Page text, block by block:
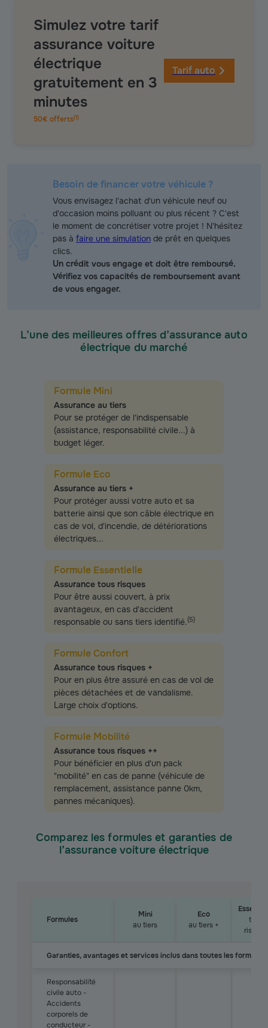
Simulez votre tarif
assurance voiture
électrique
gratuitement en 3
minutes
50€ offerts(1)
Tarif auto
Besoin de financer votre véhicule ?
Vous envisagez l'achat d'un véhicule neuf ou
d'occasion moins polluant ou plus récent ? C'est
le moment de concrétiser votre projet ! N'hésitez
pas à faire une simulation de prêt en quelques
clics.
Un crédit vous engage et doit être remboursé.
Vérifiez vos capacités de remboursement avant
de vous engager.
L’une des meilleures offres d’assurance auto
électrique du marché
Formule Mini
Assurance au tiers
Pour se protéger de l'indispensable
(assistance, responsabilité civile...) à
budget léger.
Formule Eco
Assurance au tiers +
Pour protéger aussi votre auto et sa
batterie ainsi que son câble électrique en
cas de vol, d'incendie, de détériorations
électriques...
Formule Essentielle
Assurance tous risques
Pour être aussi couvert, à prix
avantageux, en cas d'accident
responsable ou sans tiers identifié.(5)
Formule Confort
Assurance tous risques +
Pour en plus être assuré en cas de vol de
pièces détachées et de vandalisme.
Large choix d'options.
Formule Mobilité
Assurance tous risques ++
Pour bénéficier en plus d'un pack
"mobilité" en cas de panne (véhicule de
remplacement, assistance panne 0km,
pannes mécaniques).
Comparez les formules et garanties de
l’assurance voiture électrique
Formules
Mini
au tiers
Eco
au tiers +
tous
risques
Garanties, avantages et services inclus dans toutes les formules :
Responsabilité
civile auto -
Accidents
corporels de
conducteur -